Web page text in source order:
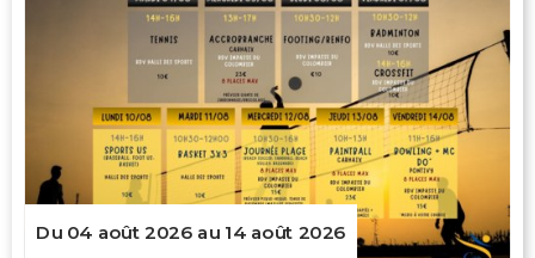
Du 04 août 2026 au 14 août 2026